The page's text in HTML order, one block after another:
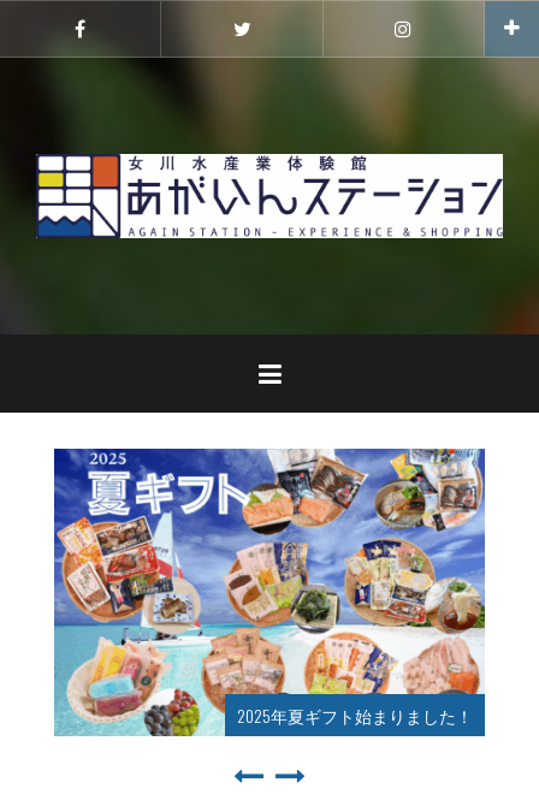
2025年夏ギフト始まりました！